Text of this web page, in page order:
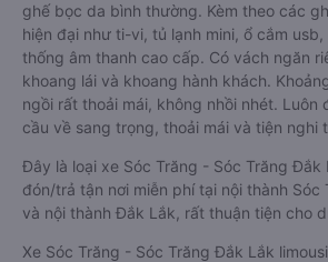
ghế bọc da bình thường. Kèm theo các
hiện đại như ti-vi, tủ lạnh mini, ổ cắm
thống âm thanh cao cấp. Có vách ngăn
khoang lái và khoang hành khách.
ngồi rất thoải mái, không nhồi nhét. Luôn
cầu về sang trọng, thoải mái và tiện nghi
Đây là loại xe Sóc Trăng - Sóc Trăng Đắk
đón/trả tận nơi miễn phí tại nội thành Sóc
và nội thành Đắk Lắk, rất thuận tiện cho
Xe Sóc Trăng - Sóc Trăng Đắk Lắk